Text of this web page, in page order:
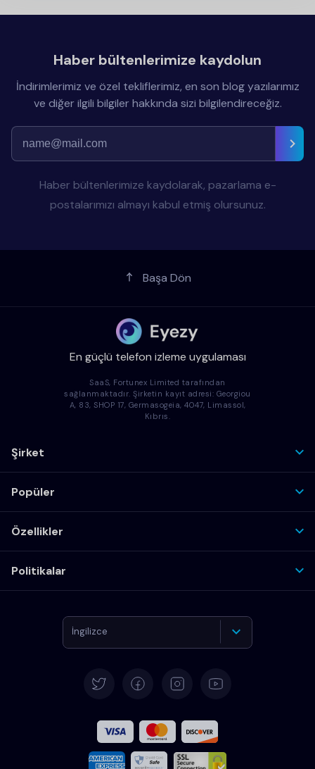
Haber bültenlerimize kaydolun
İndirimlerimiz ve özel tekliflerimiz, en son blog yazılarımız
ve diğer ilgili bilgiler hakkında sizi bilgilendireceğiz.
Haber bültenlerimize kaydolarak, pazarlama e-
postalarımızı almayı kabul etmiş olursunuz.
Başa Dön
En güçlü telefon izleme uygulaması
SaaS, Fortunex Limited tarafından
sağlanmaktadır. Şirketin kayıt adresi: Georgiou
A, 83, SHOP 17, Germasogeia, 4047, Limassol,
Kıbrıs.
Şirket
Popüler
Özellikler
Politikalar
İngilizce
Fransızca